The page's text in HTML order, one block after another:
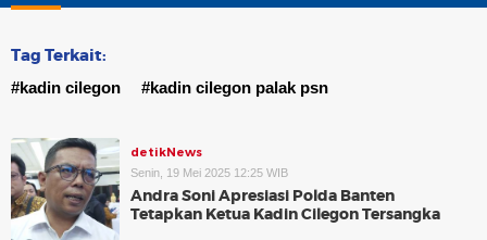
Tag Terkait:
#kadin cilegon #kadin cilegon palak psn
detikNews
Senin, 19 Mei 2025 12:25 WIB
Andra Soni Apresiasi Polda Banten
Tetapkan Ketua Kadin Cilegon Tersangka